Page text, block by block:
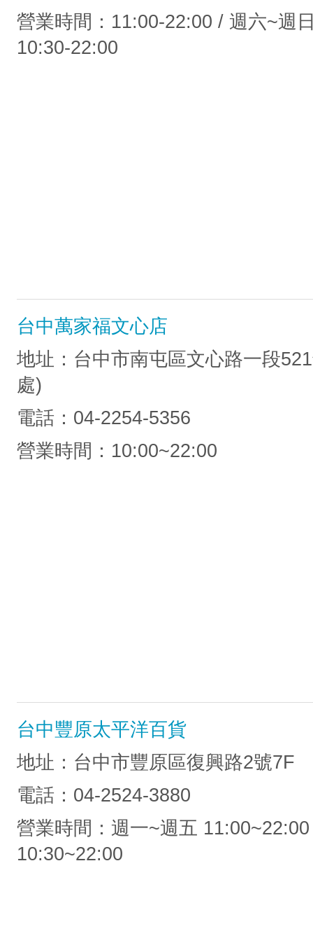
營業時間：11:00-22:00 / 週六~週
10:30-22:00
台中萬家福文心店
地址：台中市南屯區文心路一段
處)
電話：04-2254-5356
營業時間：10:00~22:00
台中豐原太平洋百貨
地址：台中市豐原區復興路2號7F
電話：04-2524-3880
營業時間：週一~週五
10:30~22:00